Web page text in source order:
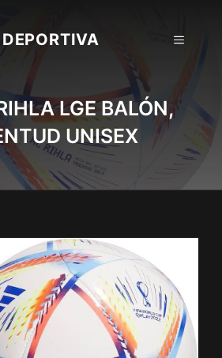
MENU
LGE BALÓN,
UNISEX